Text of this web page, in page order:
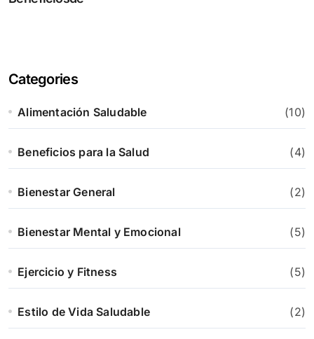
Categories
Alimentación Saludable (10)
Beneficios para la Salud (4)
Bienestar General (2)
Bienestar Mental y Emocional (5)
Ejercicio y Fitness (5)
Estilo de Vida Saludable (2)